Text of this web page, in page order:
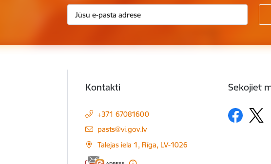
Kontakti
+371 67081600
E-pasts:
pasts@vi.gov.lv
Talejas iela 1, Rīga, LV-1026
Sekojiet